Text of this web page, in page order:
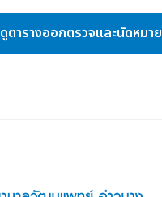
ดูตารางออกตรวจและนัดหมาย